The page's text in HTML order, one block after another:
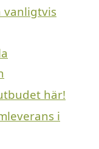
vanligtvis
här!
i